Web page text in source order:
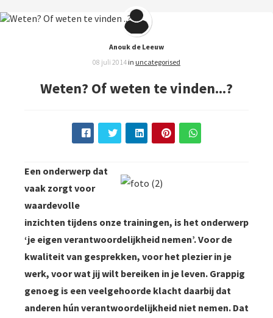
Anouk de Leeuw
08 juli 2014 in uncategorised
Weten? Of weten te vinden...?
Een onderwerp dat
vaak zorgt voor
waardevolle
inzichten tijdens onze trainingen, is het onderwerp
‘je eigen verantwoordelijkheid nemen’. Voor de
kwaliteit van gesprekken, voor het plezier in je
werk, voor wat jij wilt bereiken in je leven. Grappig
genoeg is een veelgehoorde klacht daarbij dat
anderen hún verantwoordelijkheid niet nemen. Dat